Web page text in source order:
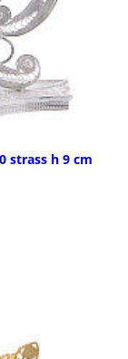
strass h 9 cm